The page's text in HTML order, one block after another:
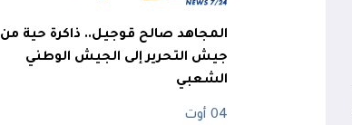
المجاهد صالح قوجيل.. ذاكرة حية من
جيش التحرير إلى الجيش الوطني
الشعبي
04 أوت